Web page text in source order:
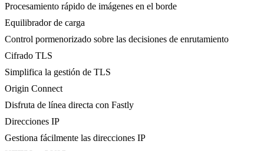
Procesamiento rápido de imágenes en el borde
Equilibrador de carga
Control pormenorizado sobre las decisiones de enrutamiento
Cifrado TLS
Simplifica la gestión de TLS
Origin Connect
Disfruta de línea directa con Fastly
Direcciones IP
Gestiona fácilmente las direcciones IP